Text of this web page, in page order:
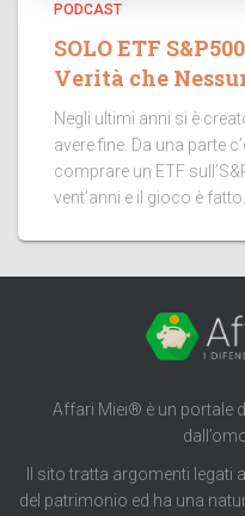
PODCAST
SOLO ETF
Verità che
Negli ultimi anni si è
avere fine. Da una parte
comprare un ETF
vent’anni e il gioco è fatto.
Affari Miei® è un portale
Il sito tratta argomenti legati
del patrimonio ed ha una